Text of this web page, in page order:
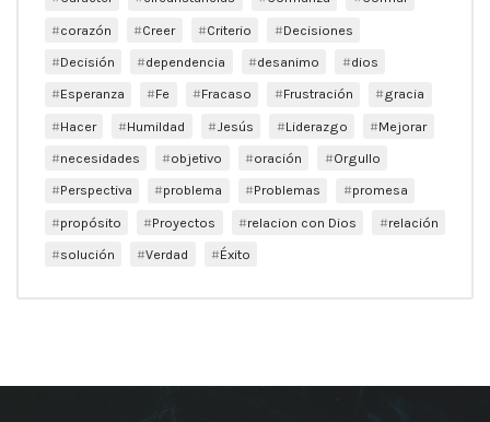
corazón
Creer Criterio
Decisiones
Decisión
dependencia desanimo
dios
Esperanza
Fe Fracaso Frustración
gracia
Hacer
Humildad Jesús Liderazgo
Mejorar
necesidades
objetivo oración
Orgullo
Perspectiva
problema Problemas
promesa
propósito
Proyectos relacion con Dios
relación
solución
Verdad Éxito